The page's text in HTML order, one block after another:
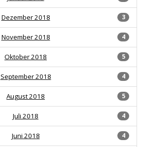
3
Dezember 2018
4
November 2018
5
Oktober 2018
4
September 2018
5
August 2018
4
Juli 2018
4
Juni 2018